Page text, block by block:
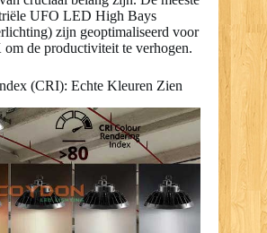
UFO LED High Bays
zijn geoptimaliseerd voor
de productiviteit te verhogen.
(CRI): Echte Kleuren Zien